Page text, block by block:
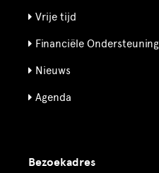
Vrije tijd
Financiële Ondersteuning
Nieuws
Agenda
Bezoekadres